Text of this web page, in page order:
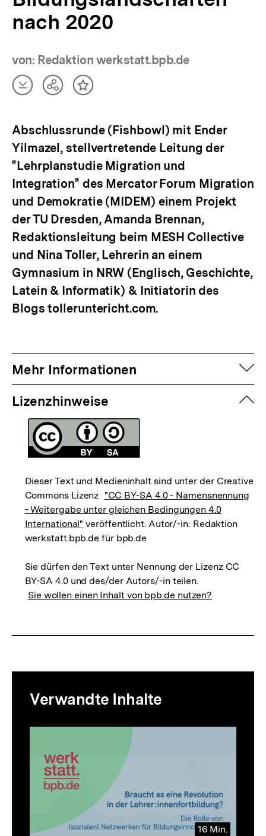
nach 2020
von: Redaktion werkstatt.bpb.de
Artikel
herunterladen
TeilenInhalt
Abschlussrunde (Fishbowl) mit Ender
Yilmazel, stellvertretende Leitung der
"Lehrplanstudie Migration und
Integration" des Mercator Forum Migration
und Demokratie (MIDEM) einem Projekt
der TU Dresden, Amanda Brennan,
Redaktionsleitung beim MESH Collective
und Nina Toller, Lehrerin an einem
Gymnasium in NRW (Englisch, Geschichte,
Latein & Informatik) & Initiatorin des
Blogs tolleruntericht.com.
Mehr Informationen
Lizenzhinweise
Dieser Text und Medieninhalt sind unter der Creative
Commons Lizenz "CC BY-SA 4.0 - Namensnennung
- Weitergabe unter gleichen Bedingungen 4.0
International" veröffentlicht. Autor/-in: Redaktion
werkstatt.bpb.de für bpb.de
Sie dürfen den Text unter Nennung der Lizenz CC
BY-SA 4.0 und des/der Autors/-in teilen.
Sie wollen einen Inhalt von bpb.de nutzen?
zur
Thematik
Verwandte Inhalte
16 Min.